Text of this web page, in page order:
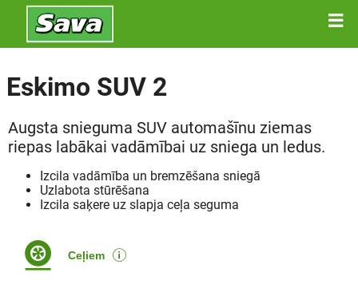
Eskimo SUV 2
Augsta snieguma SUV automašīnu ziemas
riepas labākai vadāmībai uz sniega un ledus.
Izcila vadāmība un bremzēšana sniegā
Uzlabota stūrēšana
Izcila saķere uz slapja ceļa seguma
Ceļiem